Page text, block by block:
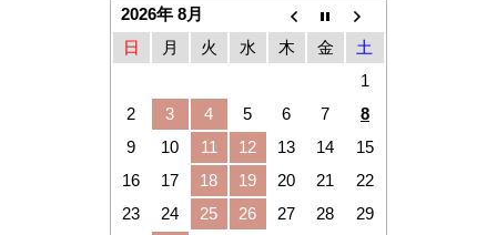
2026年 8月
日
月 火 水 木 金
土
1
2
3 4 5 6 7
8
9
10 11 12 13 14
15
16
17 18 19 20 21
22
23
24 25 26 27 28
29